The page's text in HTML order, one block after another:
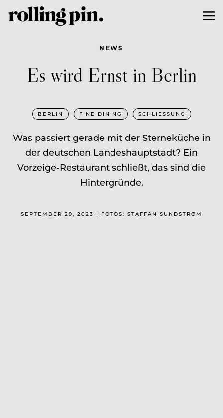
NEWS
Es wird Ernst in Berlin
BERLIN FINE DINING SCHLIESSUNG
Was passiert gerade mit der Sterneküche in
der deutschen Landeshauptstadt? Ein
Vorzeige-Restaurant schließt, das sind die
Hintergründe.
SEPTEMBER 29, 2023 | FOTOS: STAFFAN SUNDSTRØM